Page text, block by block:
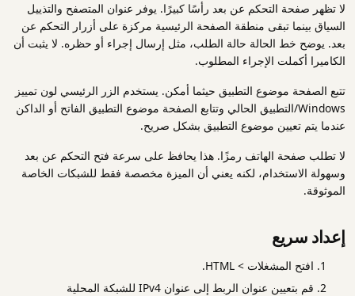
لا تظهر صفحة التحكم عن بعد رأسًا كبيرًا. يوفر عنوان المتصفح والتذييل
السياق بينما تبقى منطقة الصفحة الرئيسية مركزة على أزرار التحكم عن
بعد. يوضح خط الحالة حالة الطلب، مثل إرسال إجراء أو حظره. لا يثبت أن
الكاميرا أكملت الإجراء المطلوب.
تتبع الصفحة موضوع التطبيق حيثما أمكن. يستخدم الزر الرئيسي لون تمييز
Windows/التطبيق الحالي وتتابع الصفحة موضوع التطبيق الفاتح أو الداكن
عندما يتم تعيين موضوع التطبيق بشكل صريح.
لا تطلب صفحة الهاتف رمزًا. هذا يحافظ على سرعة فتح التحكم عن بعد
وسهولة الاستخدام، لكنه يعني أن الميزة مخصصة فقط للشبكات الخاصة
الموثوقة.
إعداد سريع
افتح المشغلات > HTML.
قم بتعيين عنوان الربط إلى عنوان IPv4 للشبكة المحلية